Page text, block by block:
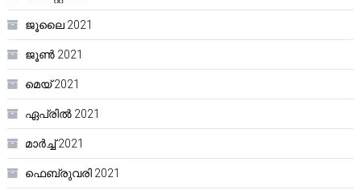
ജൂലൈ 2021
ജൂൺ 2021
മെയ്‌ 2021
ഏപ്രിൽ 2021
മാർച്ച്‌ 2021
ഫെബ്രുവരി 2021